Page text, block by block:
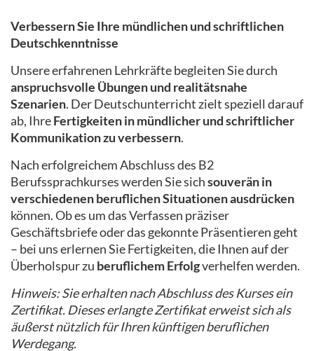
Verbessern Sie Ihre mündlichen und schriftlichen
Deutschkenntnisse
Unsere erfahrenen Lehrkräfte begleiten Sie durch
anspruchsvolle Übungen und realitätsnahe
Szenarien. Der Deutschunterricht zielt speziell darauf
ab, IhreFertigkeiten in mündlicher und schriftlicher
Kommunikation zu verbessern.
Nach erfolgreichem Abschluss des B2
Berufssprachkurses werden Sie sichsouverän in
verschiedenen beruflichen Situationen ausdrücken
können. Ob es um das Verfassen präziser
Geschäftsbriefe oder das gekonnte Präsentieren geht
– bei uns erlernen Sie Fertigkeiten, die Ihnen auf der
Überholspur zu beruflichem Erfolgverhelfen werden.
Hinweis: Sie erhalten nach Abschluss des Kurses ein
Zertifikat. Dieses erlangte Zertifikat erweist sich als
äußerst nützlich für Ihren künftigen beruflichen
Werdegang.